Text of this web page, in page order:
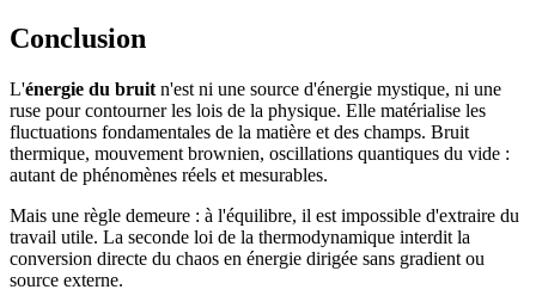
Conclusion
L'énergie du bruit n'est ni une source d'énergie mystique, ni une
ruse pour contourner les lois de la physique. Elle matérialise les
fluctuations fondamentales de la matière et des champs. Bruit
thermique, mouvement brownien, oscillations quantiques du vide :
autant de phénomènes réels et mesurables.
Mais une règle demeure : à l'équilibre, il est impossible d'extraire du
travail utile. La seconde loi de la thermodynamique interdit la
conversion directe du chaos en énergie dirigée sans gradient ou
source externe.